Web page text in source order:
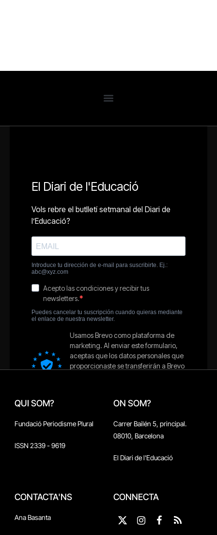
QUI SOM?
Fundació Periodisme Plural
ISSN 2339 - 9619
ON SOM?
Carrer Bailén 5, principal.
08010, Barcelona
El Diari de l'Educació
CONTACTA'NS
Ana Basanta
CONNECTA
X
Instagram
Facebook
RSS